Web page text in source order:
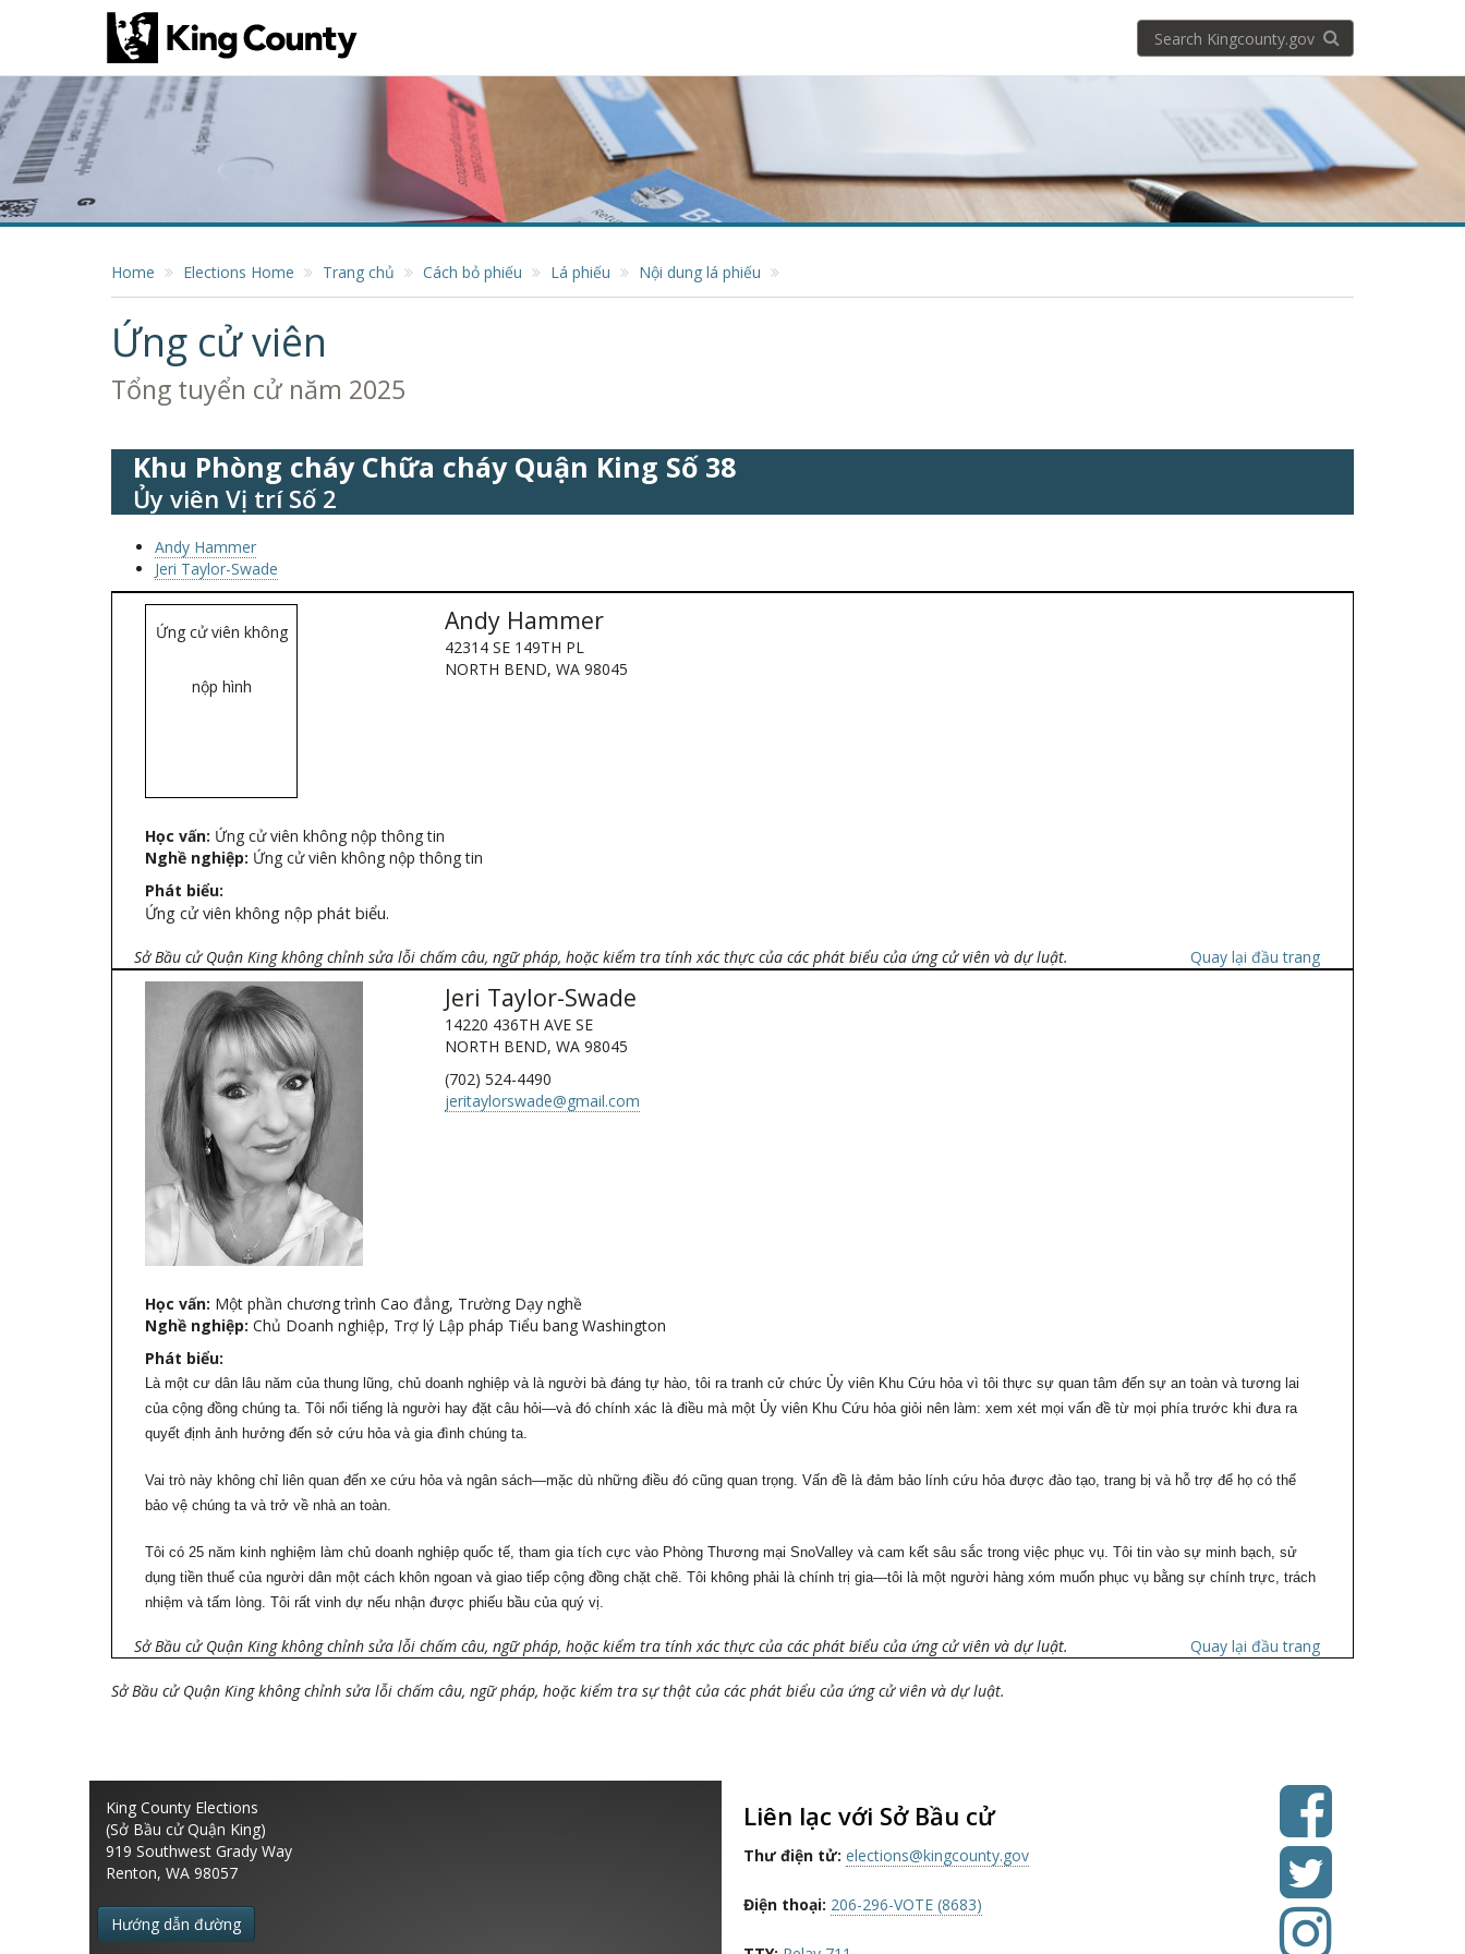
Search
kingcounty.gov
Search
Home Elections Home Trang chủ Cách bỏ phiếu Lá phiếu Nội dung lá phiếu
Ứng cử viên
Tổng tuyển cử năm 2025
Khu Phòng cháy Chữa cháy Quận King Số 38
Ủy viên Vị trí Số 2
Andy Hammer
Jeri Taylor-Swade
Ứng cử viên không
nộp hình
Andy Hammer
42314 SE 149TH PL
NORTH BEND, WA 98045
Học vấn: Ứng cử viên không nộp thông tin
Nghề nghiệp: Ứng cử viên không nộp thông tin
Phát biểu:
Ứng cử viên không nộp phát biểu.
Sở Bầu cử Quận King không chỉnh sửa lỗi chấm câu, ngữ pháp, hoặc kiểm tra tính xác thực của các phát biểu của ứng cử viên và dự luật. Quay lại đầu trang
Jeri Taylor-Swade
14220 436TH AVE SE
NORTH BEND, WA 98045
(702) 524-4490
jeritaylorswade@gmail.com
Học vấn: Một phần chương trình Cao đẳng, Trường Dạy nghề
Nghề nghiệp: Chủ Doanh nghiệp, Trợ lý Lập pháp Tiểu bang Washington
Phát biểu:
Là một cư dân lâu năm của thung lũng, chủ doanh nghiệp và là người bà đáng tự hào, tôi ra tranh cử chức Ủy viên Khu Cứu hỏa vì tôi thực sự quan tâm đến sự an toàn và tương lai
của cộng đồng chúng ta. Tôi nổi tiếng là người hay đặt câu hỏi—và đó chính xác là điều mà một Ủy viên Khu Cứu hỏa giỏi nên làm: xem xét mọi vấn đề từ mọi phía trước khi đưa ra
quyết định ảnh hưởng đến sở cứu hỏa và gia đình chúng ta.
Vai trò này không chỉ liên quan đến xe cứu hỏa và ngân sách—mặc dù những điều đó cũng quan trọng. Vấn đề là đảm bảo lính cứu hỏa được đào tạo, trang bị và hỗ trợ để họ có thể
bảo vệ chúng ta và trở về nhà an toàn.
Tôi có 25 năm kinh nghiệm làm chủ doanh nghiệp quốc tế, tham gia tích cực vào Phòng Thương mại SnoValley và cam kết sâu sắc trong việc phục vụ. Tôi tin vào sự minh bạch, sử
dụng tiền thuế của người dân một cách khôn ngoan và giao tiếp cộng đồng chặt chẽ. Tôi không phải là chính trị gia—tôi là một người hàng xóm muốn phục vụ bằng sự chính trực, trách
nhiệm và tấm lòng. Tôi rất vinh dự nếu nhận được phiếu bầu của quý vị.
Sở Bầu cử Quận King không chỉnh sửa lỗi chấm câu, ngữ pháp, hoặc kiểm tra tính xác thực của các phát biểu của ứng cử viên và dự luật. Quay lại đầu trang
Sở Bầu cử Quận King không chỉnh sửa lỗi chấm câu, ngữ pháp, hoặc kiểm tra sự thật của các phát biểu của ứng cử viên và dự luật.
King County Elections
(Sở Bầu cử Quận King)
919 Southwest Grady Way
Renton, WA 98057
Hướng dẫn đường
Liên lạc với Sở Bầu cử
Thư điện tử: elections@kingcounty.gov
Điện thoại: 206-296-VOTE (8683)